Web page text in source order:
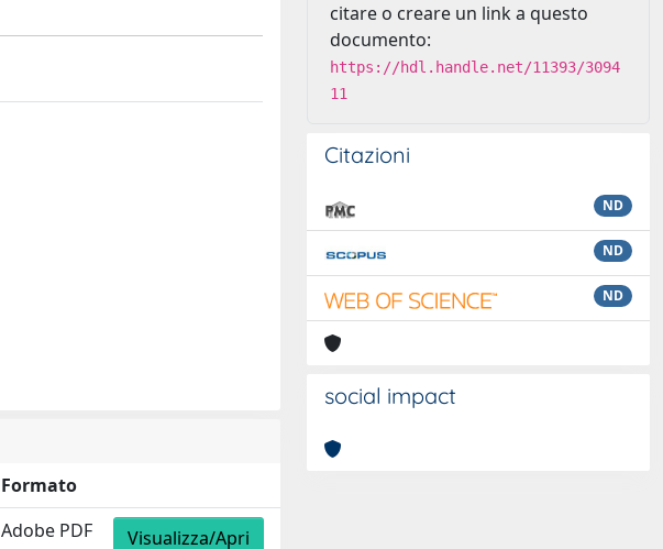
Formato
Adobe PDF Visualizza/Apri
citare o creare un link a questo
documento:
https://hdl.handle.net/11393/3094
11
Citazioni
ND
ND
ND
social impact